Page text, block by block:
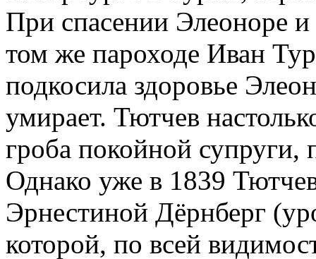
При спасении Элеоноре
том же пароходе Иван
подкосила здоровье
умирает. Тютчев
гроба покойной супруги,
Однако уже в 1839
Эрнестиной Дёрнберг
которой, по всей